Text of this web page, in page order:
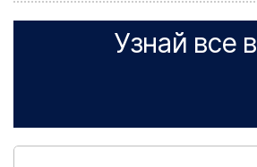
Узнай все в